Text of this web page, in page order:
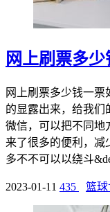
网上刷票多
网上刷票多少钱一票
的显露出来，给我们
微信，可以把不同地
来了很多的便利，减
多不不可以以绕斗
2023-01-11 435 篮